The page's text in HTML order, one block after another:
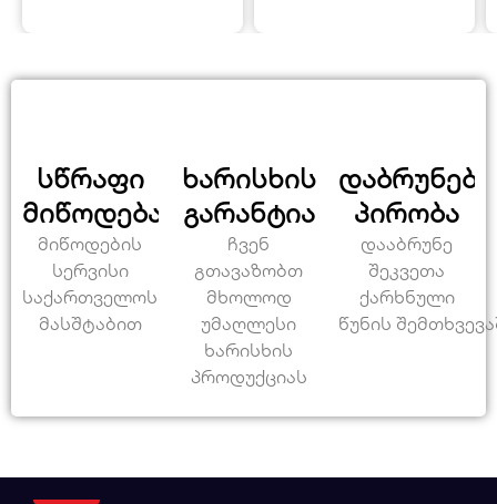
სწრაფი
მიწოდება
მიწოდების
სერვისი
საქართველოს
მასშტაბით
ხარისხის
გარანტია
ჩვენ
გთავაზობთ
მხოლოდ
უმაღლესი
ხარისხის
პროდუქციას
პირობა
დააბრუნე
შეკვეთა
ქარხნული
წუნის